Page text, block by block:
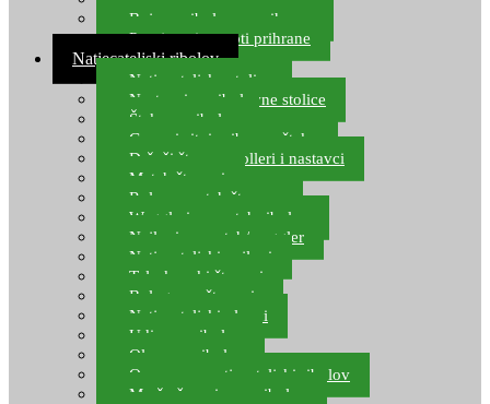
Boje za ribolovnu prihranu
Provjereni recepti prihrane
Natjecateljski ribolov
Natjecateljske stolice
Nastavci za ribolovne stolice
Šteke za ribolov
Gume i sitni pribor za šteku
Držači štapova rolleri i nastavci
Match štapovi
Role za match štapove
Waggleri za match ribolov
Najloni za match/waggler
Natjecateljski najloni
Teleskopski štapovi
Bolognese štapovi
Natjecateljski plovci
Udice za ribolov
Olovo za ribolov
Oprema za natjecateljski ribolov
Mreže čuvarice za ribolov